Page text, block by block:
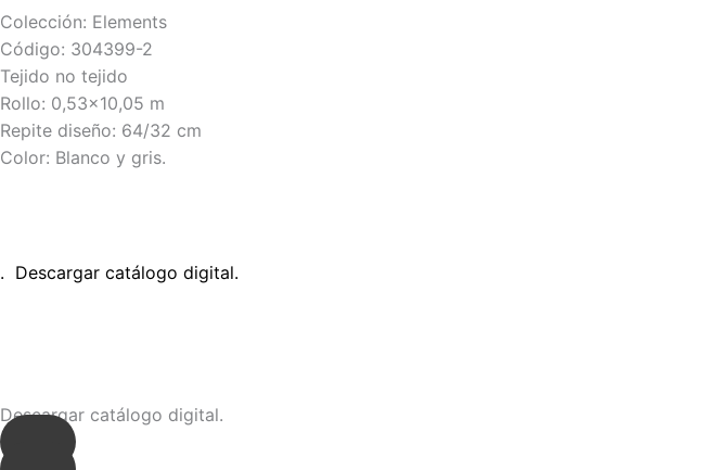
Colección: Elements
Código: 304399-2
Tejido no tejido
Rollo: 0,53×10,05 m
Repite diseño: 64/32 cm
Color: Blanco y gris.
. Descargar catálogo digital.
Descargar catálogo digital.